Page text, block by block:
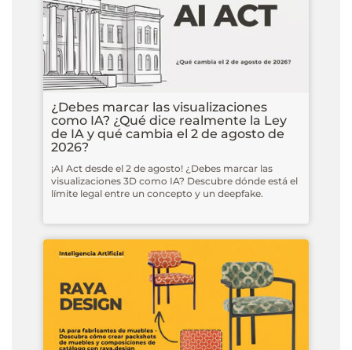
¿Debes marcar las visualizaciones
como IA? ¿Qué dice realmente la Ley
de IA y qué cambia el 2 de agosto de
2026?
¡AI Act desde el 2 de agosto! ¿Debes marcar las
visualizaciones 3D como IA? Descubre dónde está el
límite legal entre un concepto y un deepfake.